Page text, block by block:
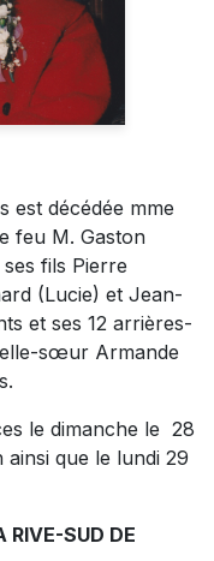
est décédée mme
feu M. Gaston
fils Pierre
(Lucie) et Jean-
et ses 12 arrières-
sœur Armande
le dimanche le 28
ainsi que le lundi 29
RIVE-SUD DE